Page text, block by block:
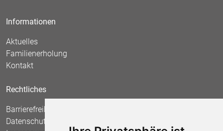
Informationen
Aktuelles
Familienerholung
Kontakt
Rechtliches
Barrierefreiheit
Datenschutz